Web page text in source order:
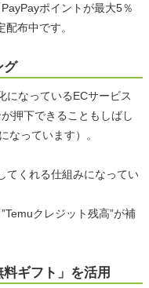
ポイントが最大5％
布中です。
グ
になっているECサービス
押下できることもしばし
なっています）。
てくれる仕組みになってい
クレジット残高”が補
ギフト」を活用